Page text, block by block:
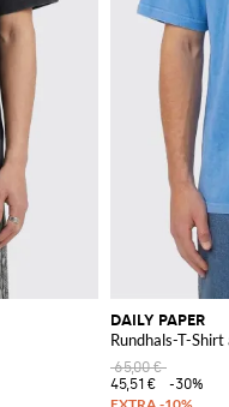
DAILY PAPER
Rundhals-T-
65,00 €
45,51 €
-30%